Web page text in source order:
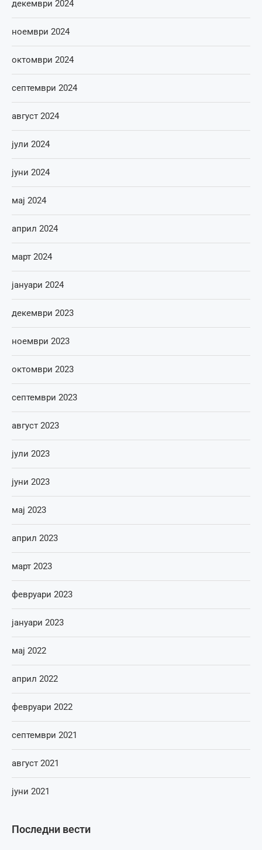
Последни вести
декември 2024
ноември 2024
октомври 2024
септември 2024
август 2024
јули 2024
јуни 2024
мај 2024
април 2024
март 2024
јануари 2024
декември 2023
ноември 2023
октомври 2023
септември 2023
август 2023
јули 2023
јуни 2023
мај 2023
април 2023
март 2023
февруари 2023
јануари 2023
мај 2022
април 2022
февруари 2022
септември 2021
август 2021
јуни 2021